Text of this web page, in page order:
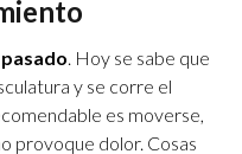
. Hoy se sabe que
y se corre el
es moverse,
provoque dolor. Cosas